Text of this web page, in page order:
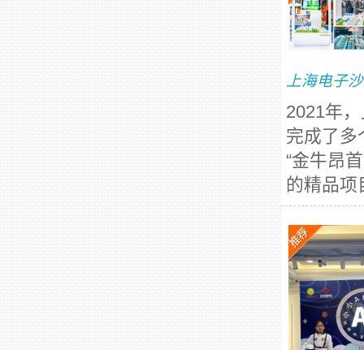
上海电子
2021年
完成了多
“金牛昂
的精品项